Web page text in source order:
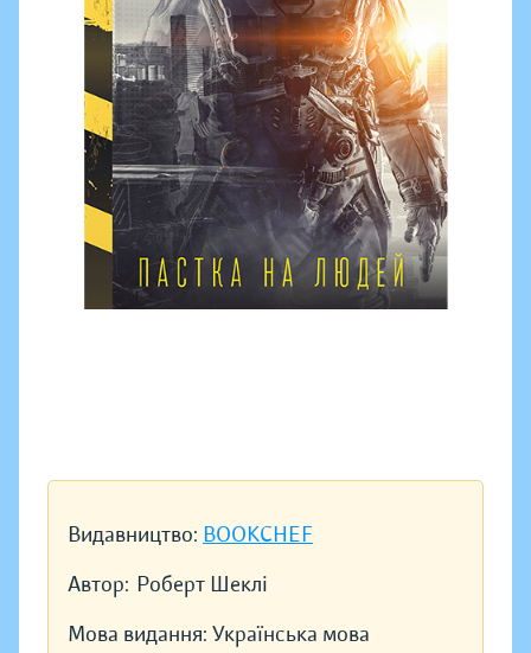
Видавництво: BOOKCHEF
Автор: Роберт Шеклі
Мова видання: Українська мова